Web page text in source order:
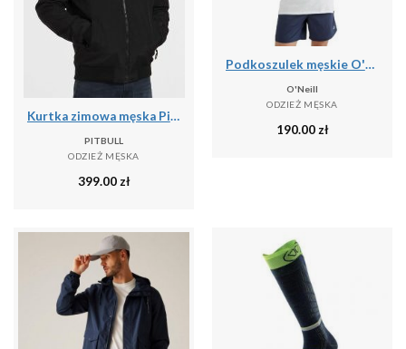
Kurtka zimowa męska Pitbull z kapturem Balboa II
PITBULL
ODZIEŻ MĘSKA
399.00 zł
Podkoszulek męskie O'Neill Jack's Base Tanktop
O'Neill
ODZIEŻ MĘSKA
190.00 zł